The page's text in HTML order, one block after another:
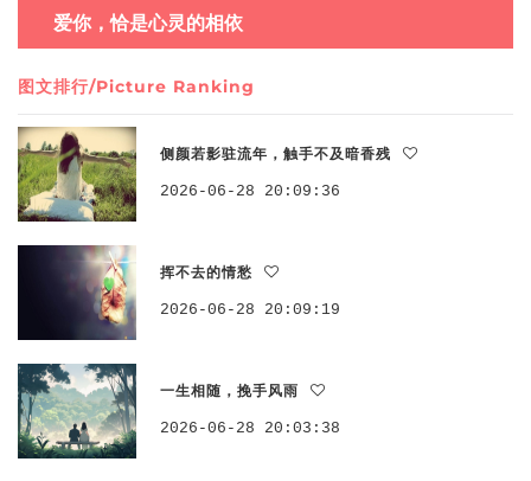
爱你，恰是心灵的相依
图文排行/Picture Ranking
侧颜若影驻流年，触手不及暗香残
2026-06-28 20:09:36
挥不去的情愁
2026-06-28 20:09:19
一生相随，挽手风雨
2026-06-28 20:03:38